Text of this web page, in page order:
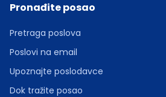
Pronađite posao
Pretraga poslova
Poslovi na email
Upoznajte poslodavce
Dok tražite posao